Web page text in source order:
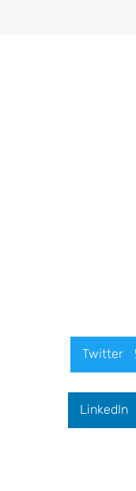
Twitter
LinkedIn